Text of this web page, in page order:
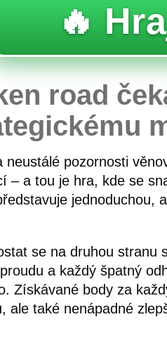
🔥
road
pozornosti
– a tou je hra, kde se
jednoduchou,
se na druhou stranu
a každý špatný
Získávané body za
ale také nenápadné